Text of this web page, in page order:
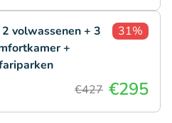
volwassenen + 3
+
31%
€427 €295